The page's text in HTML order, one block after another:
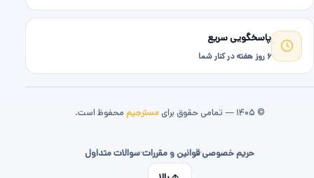
پاسخگویی سریع
۶ روز هفته در کنار شما
© ۱۴۰۵ — تمامی حقوق برای مسترجیم محفوظ است.
حریم خصوصی·قوانین و مقررات·سوالات متداول